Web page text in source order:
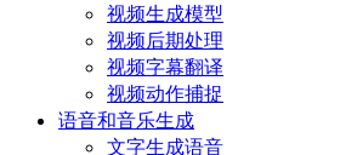
视频生成模型
视频后期处理
视频字幕翻译
视频动作捕捉
语音和音乐生成
文字生成语音